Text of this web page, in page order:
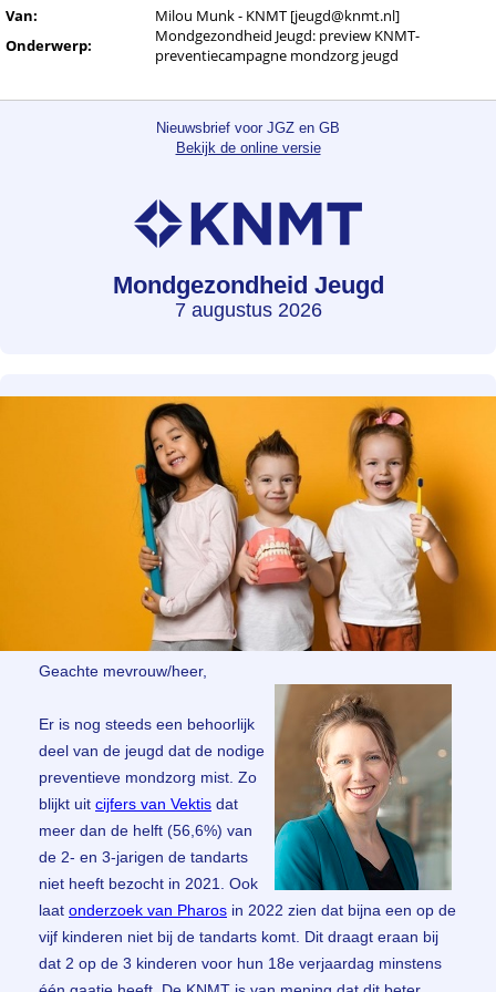
Van:
Milou Munk - KNMT [jeugd@knmt.nl]
Onderwerp:
Mondgezondheid Jeugd: preview KNMT-
preventiecampagne mondzorg jeugd